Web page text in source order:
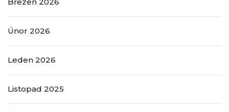
Únor 2026
Leden 2026
Listopad 2025